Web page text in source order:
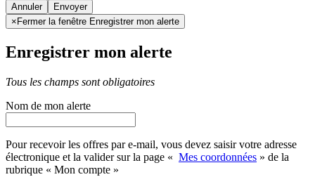
Annuler
× Fermer la fenêtre Enregistrer mon alerte
Enregistrer mon alerte
Tous les champs sont obligatoires
Nom de mon alerte
Pour recevoir les offres par e-mail, vous devez saisir votre adresse
électronique et la valider sur la page « Mes coordonnées » de la
rubrique « Mon compte »